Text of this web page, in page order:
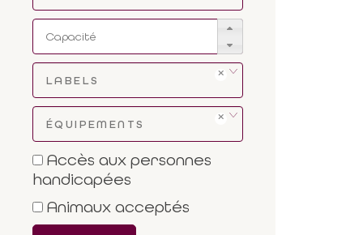
LABELS
ÉQUIPEMENTS
Accès aux personnes
handicapées
Animaux acceptés